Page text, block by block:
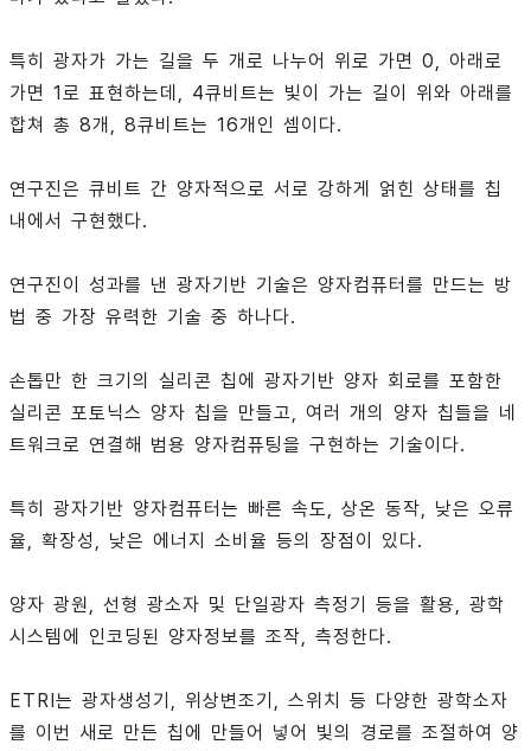
특히 광자가 가는 길을 두 개로 나누어 위로 가면 0, 아래로
가면 1로 표현하는데, 4큐비트는 빛이 가는 길이 위와 아래를
합쳐 총 8개, 8큐비트는 16개인 셈이다.
연구진은 큐비트 간 양자적으로 서로 강하게 얽힌 상태를 칩
내에서 구현했다.
연구진이 성과를 낸 광자기반 기술은 양자컴퓨터를 만드는 방
법 중 가장 유력한 기술 중 하나다.
손톱만 한 크기의 실리콘 칩에 광자기반 양자 회로를 포함한
실리콘 포토닉스 양자 칩을 만들고, 여러 개의 양자 칩들을 네
트워크로 연결해 범용 양자컴퓨팅을 구현하는 기술이다.
특히 광자기반 양자컴퓨터는 빠른 속도, 상온 동작, 낮은 오류
율, 확장성, 낮은 에너지 소비율 등의 장점이 있다.
양자 광원, 선형 광소자 및 단일광자 측정기 등을 활용, 광학
시스템에 인코딩된 양자정보를 조작, 측정한다.
ETRI는 광자생성기, 위상변조기, 스위치 등 다양한 광학소자
를 이번 새로 만든 칩에 만들어 넣어 빛의 경로를 조절하여 양